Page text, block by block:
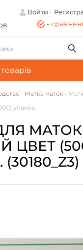
-
Войти
• Метка маток •
упаков.
МАТОК
ЦВЕТ